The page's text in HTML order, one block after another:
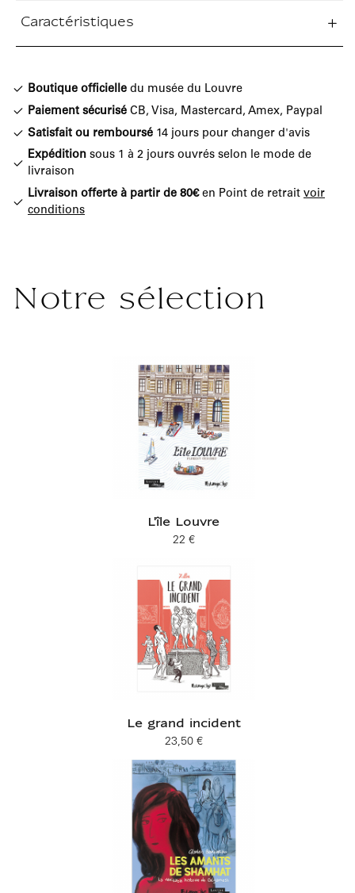
Caractéristiques
Boutique officielle du musée du Louvre
Paiement sécurisé CB, Visa, Mastercard, Amex, Paypal
Satisfait ou remboursé 14 jours pour changer d'avis
Expédition sous 1 à 2 jours ouvrés selon le mode de
livraison
Livraison offerte à partir de 80€en Point de retrait voir
conditions
Notre sélection
L'île Louvre
Prix ​​actuel
22 €
Le grand incident
Prix ​​actuel
23,50 €